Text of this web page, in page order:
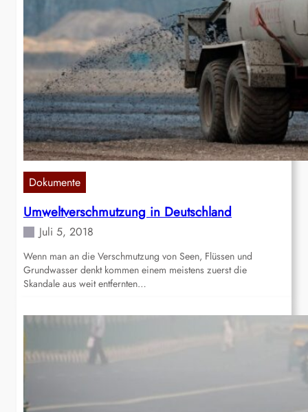
Dokumente
Umweltverschmutzung in Deutschland
Juli 5, 2018
Wenn man an die Verschmutzung von Seen, Flüssen und
Grundwasser denkt kommen einem meistens zuerst die
Skandale aus weit entfernten…